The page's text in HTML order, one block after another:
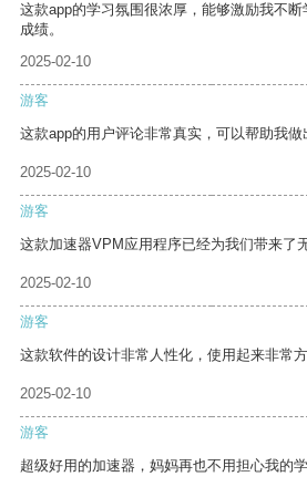
这款app的学习氛围很浓厚，能够激励我不
成绩。
2025-02-10
游客
这款app的用户评论非常真实，可以帮助我做
2025-02-10
游客
这款加速器VPM应用程序已经为我们带来了
2025-02-10
游客
这款软件的设计非常人性化，使用起来非常方
2025-02-10
游客
超级好用的加速器，妈妈再也不用担心我的学